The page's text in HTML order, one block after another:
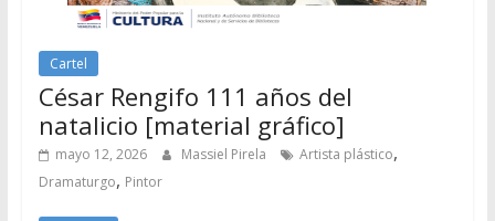
Cartel
César Rengifo 111 años del
natalicio [material gráfico]
mayo 12, 2026 Massiel Pirela Artista plástico,
Dramaturgo, Pintor